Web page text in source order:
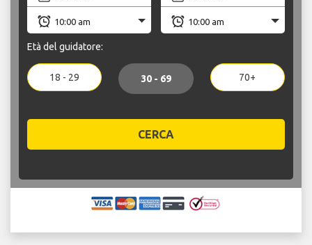
Età del guidatore:
18 - 29 30 - 69 70+
CERCA